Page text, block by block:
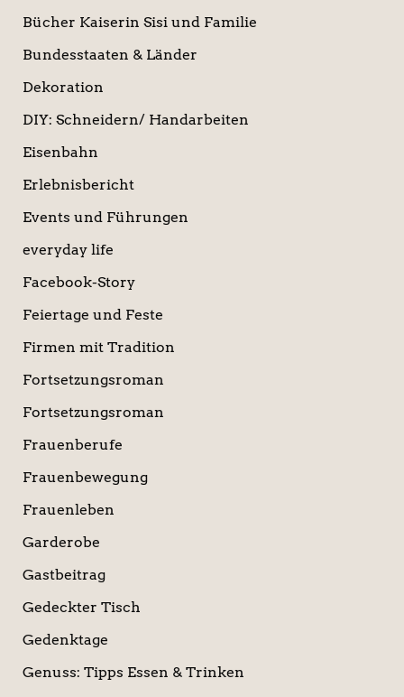
Bücher Kaiserin Sisi und Familie
Bundesstaaten & Länder
Dekoration
DIY: Schneidern/ Handarbeiten
Eisenbahn
Erlebnisbericht
Events und Führungen
everyday life
Facebook-Story
Feiertage und Feste
Firmen mit Tradition
Fortsetzungsroman
Fortsetzungsroman
Frauenberufe
Frauenbewegung
Frauenleben
Garderobe
Gastbeitrag
Gedeckter Tisch
Gedenktage
Genuss: Tipps Essen & Trinken